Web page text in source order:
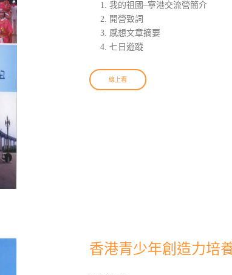
我的祖國–寧港交流營簡介
開營致詞
感想文章摘要
七日遊蹤
線上看
香港青少年創造力培